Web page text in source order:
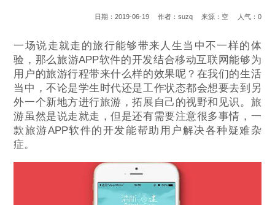
日期：2019-06-19 作者：suzq 来源：空 人气： 0
一场说走就走的旅行能够带来人生当中不一样的体
验，那么旅游APP软件的开发结合移动互联网能够为
用户的旅游行程带来什么样的效果呢？在我们的生活
当中，不论是学生时代还是工作状态都会想要去到另
外一个新地方进行旅游，拓展自己的视野和见识。旅
游虽然是说走就走，但是还有需要注意很多事情，一
款旅游APP软件的开发能帮助用户解决各种疑难杂
症。